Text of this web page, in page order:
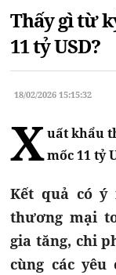
Thấy gì từ
11 tỷ USD?
18/02/2026 15:15:32
Xuất khẩu
mốc 11 tỷ
Kết quả có ý
thương mại
gia tăng, chi
cùng các